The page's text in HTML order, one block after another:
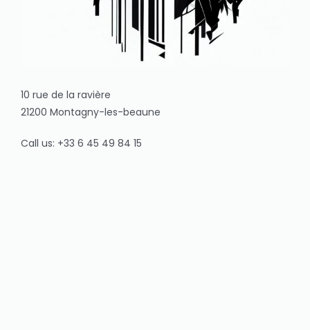
10 rue de la ravière
21200 Montagny-les-beaune
Call us: +33 6 45 49 84 15